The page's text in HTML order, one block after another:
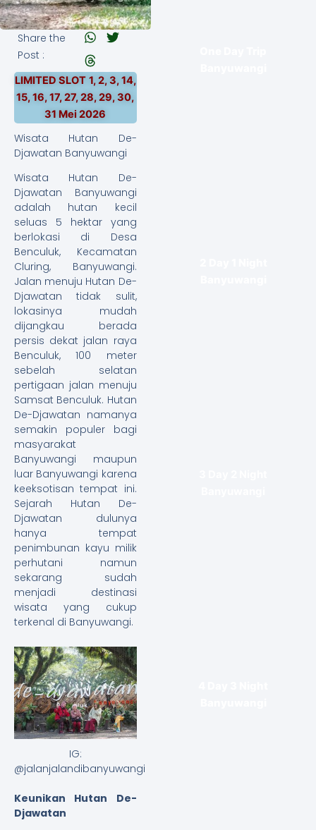
Share the
Post :
LIMITED SLOT 1, 2, 3, 14,
15, 16, 17, 27, 28, 29, 30,
31 Mei 2026
Wisata Hutan De-
Djawatan Banyuwangi
Wisata Hutan De-
Djawatan Banyuwangi
adalah hutan kecil
seluas 5 hektar yang
berlokasi di Desa
Benculuk, Kecamatan
Cluring, Banyuwangi.
Jalan menuju Hutan De-
Djawatan tidak sulit,
lokasinya mudah
dijangkau berada
persis dekat jalan raya
Benculuk, 100 meter
sebelah selatan
pertigaan jalan menuju
Samsat Benculuk. Hutan
De-Djawatan namanya
semakin populer bagi
masyarakat
Banyuwangi maupun
luar Banyuwangi karena
keeksotisan tempat ini.
Sejarah Hutan De-
Djawatan dulunya
hanya tempat
penimbunan kayu milik
perhutani namun
sekarang sudah
menjadi destinasi
wisata yang cukup
terkenal di Banyuwangi.
IG:
@jalanjalandibanyuwangi
Keunikan Hutan De-
Djawatan